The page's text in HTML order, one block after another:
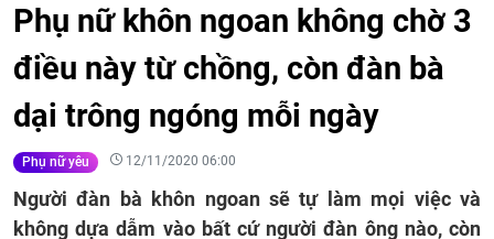
Phụ nữ khôn ngoan không chờ 3
điều này từ chồng, còn đàn bà
dại trông ngóng mỗi ngày
Phụ nữ yêu 12/11/2020 06:00
Người đàn bà khôn ngoan sẽ tự làm mọi việc và
không dựa dẫm vào bất cứ người đàn ông nào, còn